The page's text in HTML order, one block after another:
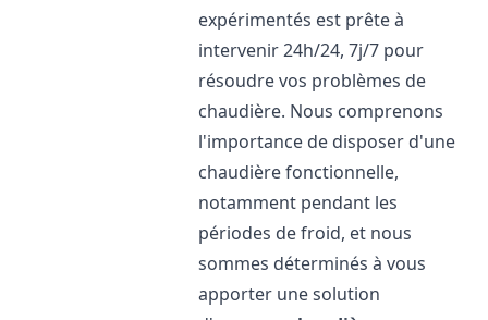
expérimentés est prête à
intervenir 24h/24, 7j/7 pour
résoudre vos problèmes de
chaudière. Nous comprenons
l'importance de disposer d'une
chaudière fonctionnelle,
notamment pendant les
périodes de froid, et nous
sommes déterminés à vous
apporter une solution